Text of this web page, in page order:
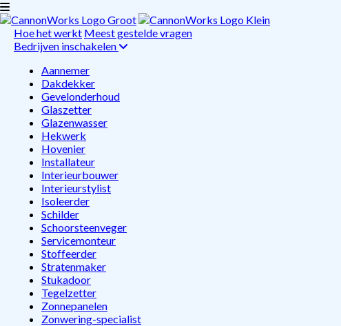
Hoe het werkt Meest gestelde vragen
Bedrijven inschakelen
Aannemer
Dakdekker
Gevelonderhoud
Glaszetter
Glazenwasser
Hekwerk
Hovenier
Installateur
Interieurbouwer
Interieurstylist
Isoleerder
Schilder
Schoorsteenveger
Servicemonteur
Stoffeerder
Stratenmaker
Stukadoor
Tegelzetter
Zonnepanelen
Zonwering-specialist